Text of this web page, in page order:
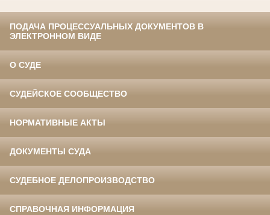
ПОДАЧА ПРОЦЕССУАЛЬНЫХ ДОКУМЕНТОВ В
ЭЛЕКТРОННОМ ВИДЕ
О СУДЕ
СУДЕЙСКОЕ СООБЩЕСТВО
НОРМАТИВНЫЕ АКТЫ
ДОКУМЕНТЫ СУДА
СУДЕБНОЕ ДЕЛОПРОИЗВОДСТВО
СПРАВОЧНАЯ ИНФОРМАЦИЯ